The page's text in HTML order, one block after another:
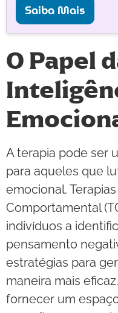
Saiba Mais
O Papel
A terapia pode ser
para aqueles que
emocional.
Comportamental
indivíduos a
pensamento
estratégias para
maneira mais
fornecer um